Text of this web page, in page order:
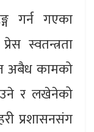
गर्न गएका
स्वतन्त्रता
अबैध कामको
र लखेनेको
प्रशासनसंग